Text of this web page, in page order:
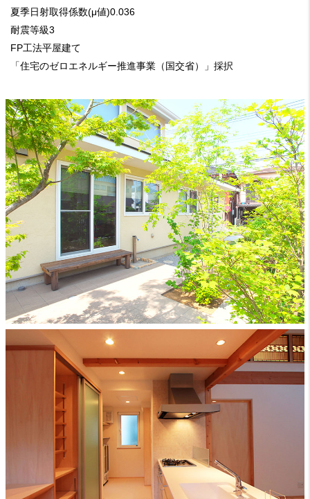
夏季日射取得係数(μ値)0.036
耐震等級3
FP工法平屋建て
「住宅のゼロエネルギー推進事業（国交省）」採択